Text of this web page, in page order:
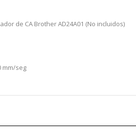
de CA Brother AD24A01 (No incluidos)
mm/seg